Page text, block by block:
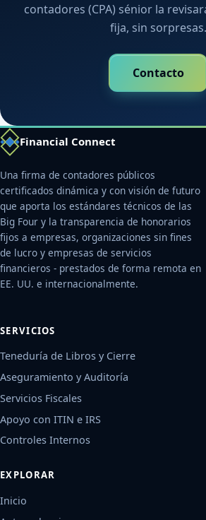
contadores (CPA) sénior la
fija, sin sorpresas.
Contacto
Financial Connect
Una firma de contadores públicos
certificados dinámica y con visión de futuro
que aporta los estándares técnicos de las
Big Four y la transparencia de honorarios
fijos a empresas, organizaciones sin fines
de lucro y empresas de servicios
financieros - prestados de forma remota en
EE. UU. e internacionalmente.
SERVICIOS
Teneduría de Libros y Cierre
Aseguramiento y Auditoría
Servicios Fiscales
Apoyo con ITIN e IRS
Controles Internos
EXPLORAR
Inicio